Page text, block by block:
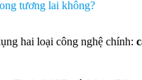
tương lai không?
hai loại công nghệ chính: